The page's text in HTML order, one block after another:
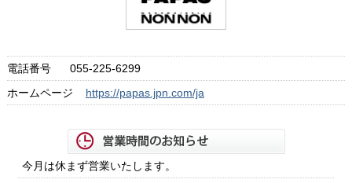
駐車場情報
アクセス
電話番号
055-225-6299
ホームページ
https://papas.jpn.com/ja
今月は休まず営業いたします。